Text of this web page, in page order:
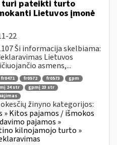
turi pateikti turto
Lietuvos įmonė
22
Ši informacija skelbiama:
Lietuvos
asmens,...
fr0471 fr0572 fr0573
gpm
24 str
gpmį 23 str
žinyno kategorijos:
Kitos pajamos / išmokos
pajamos »
kilnojamojo turto »